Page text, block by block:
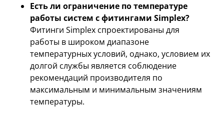
Есть ли ограничение по температуре
работы систем с фитингами Simplex?
Фитинги Simplex спроектированы для
работы в широком диапазоне
температурных условий, однако, условием их
долгой службы является соблюдение
рекомендаций производителя по
максимальным и минимальным значениям
температуры.